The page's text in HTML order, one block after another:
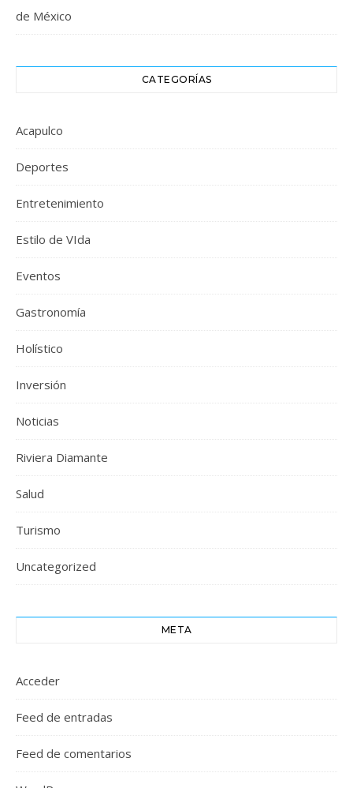
de México
CATEGORÍAS
Acapulco
Deportes
Entretenimiento
Estilo de VIda
Eventos
Gastronomía
Holístico
Inversión
Noticias
Riviera Diamante
Salud
Turismo
Uncategorized
META
Acceder
Feed de entradas
Feed de comentarios